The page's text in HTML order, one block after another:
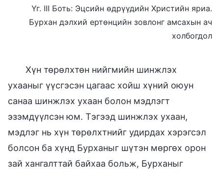
Үг. III Боть: Эцсийн өдрүүдийн Христийн яриа.
Бурхан дэлхий ертөнцийн зовлонг амсахын ач
холбогдол
Хүн төрөлхтөн нийгмийн шинжлэх
ухааныг үүсгэсэн цагаас хойш хүний оюун
санаа шинжлэх ухаан болон мэдлэгт
эзэмдүүлсэн юм. Тэгээд шинжлэх ухаан,
мэдлэг нь хүн төрөлхтнийг удирдах хэрэгсэл
болсон ба хүнд Бурханыг шүтэн мөргөх орон
зай хангалттай байхаа больж, Бурханыг